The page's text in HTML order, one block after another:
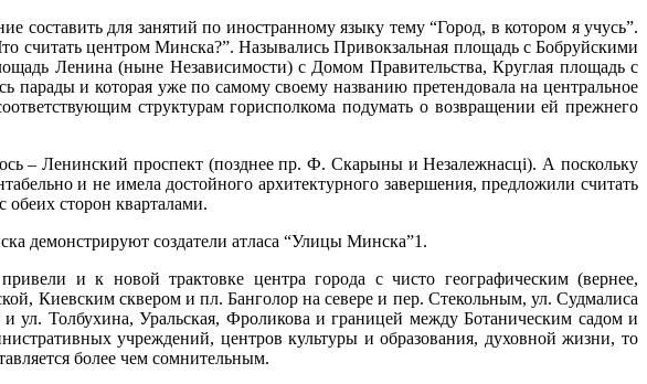
для занятий по иностранному языку тему “Город, в котором я учусь”.
считать центром Минска?”. Назывались Привокзальная площадь с Бобруйскими
Ленина (ныне Независимости) с Домом Правительства, Круглая площадь с
и которая уже по самому своему названию претендовала на центральное
структурам горисполкома подумать о возвращении ей прежнего
– Ленинский проспект (позднее пр. Ф. Скарыны и Незалежнасці). А поскольку
и не имела достойного архитектурного завершения, предложили считать
сторон кварталами.
демонстрируют создатели атласа “Улицы Минска”1.
и к новой трактовке центра города с чисто географическим (вернее,
Киевским сквером и пл. Банголор на севере и пер. Стекольным, ул. Судмалиса
Толбухина, Уральская, Фроликова и границей между Ботаническим садом и
учреждений, центров культуры и образования, духовной жизни, то
более чем сомнительным.